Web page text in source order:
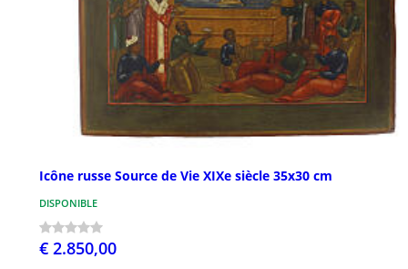
Icône russe Source de Vie XIXe siècle 35x30 cm
DISPONIBLE
€ 2.850,00